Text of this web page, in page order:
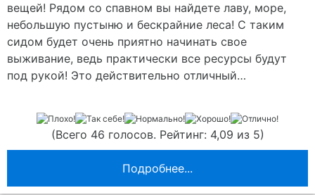
вещей! Рядом со спавном вы найдете лаву, море,
небольшую пустыню и бескрайние леса! С таким
сидом будет очень приятно начинать свое
выживание, ведь практически все ресурсы будут
под рукой! Это действительно отличный…
(Всего 46 голосов. Рейтинг: 4,09 из 5)
Подробнее...